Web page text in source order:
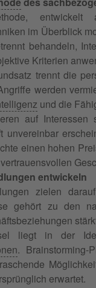
im Überblick
behandeln,
Kriterien
trennt die
werden
und die
auf
unvereinbar
einen hohen
entwickeln
zielen
gehört zu den
liegt in der
. Brainstorming-
erwartet.